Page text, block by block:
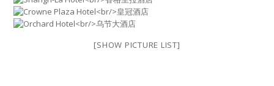
[SHOW PICTURE LIST]